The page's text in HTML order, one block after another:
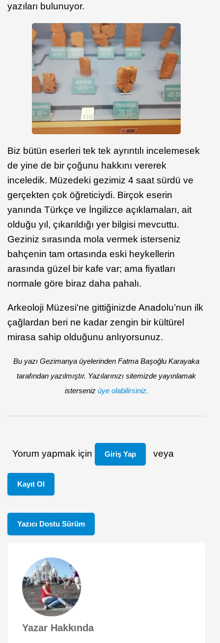
yazıları bulunuyor.
Biz bütün eserleri tek tek ayrıntılı incelemesek
de yine de bir çoğunu hakkını vererek
inceledik. Müzedeki gezimiz 4 saat sürdü ve
gerçekten çok öğreticiydi. Birçok eserin
yanında Türkçe ve İngilizce açıklamaları, ait
olduğu yıl, çıkarıldığı yer bilgisi mevcuttu.
Geziniz sırasında mola vermek isterseniz
bahçenin tam ortasında eski heykellerin
arasında güzel bir kafe var; ama fiyatları
normale göre biraz daha pahalı.
Arkeoloji Müzesi'ne gittiğinizde Anadolu’nun ilk
çağlardan beri ne kadar zengin bir kültürel
mirasa sahip olduğunu anlıyorsunuz.
Bu yazı Gezimanya üyelerinden Fatma Başoğlu Karayaka
tarafından yazılmıştır. Yazılarınızı sitemizde yayınlamak
isterseniz üye olabilirsiniz.
Yorum yapmak için Giriş Yap veya
Kayıt Ol
Yazıcı Dostu Sürüm
Yazar Hakkında